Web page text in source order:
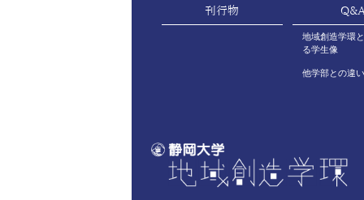
刊行物
地域創造学環
る学生像
他学部との違